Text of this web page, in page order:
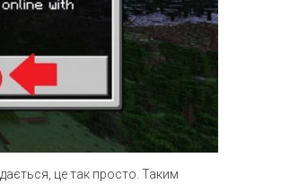
це так просто. Таким